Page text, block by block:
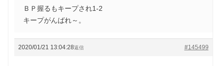
ＢＰ握るもキープされ1-2
キープがんばれ～。
2020/01/21 13:04:28 #145499
返信